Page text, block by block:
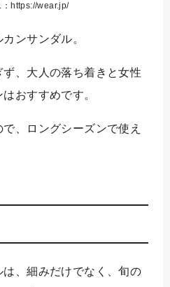
https://wear.jp/
ンサンダル。
、大人の落ち着きと女性
おすすめです。
、ロングシーズンで使え
、細みだけでなく、旬の